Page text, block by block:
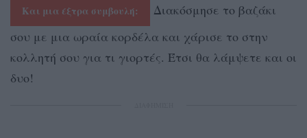
Και μια έξτρα συμβουλή:
Διακόσμησε το βαζάκι
σου με μια ωραία κορδέλα και χάρισε το στην
κολλητή σου για τι γιορτές. Έτσι θα λάμψετε και οι
δυο!